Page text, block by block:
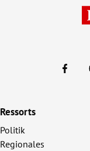
Ressorts
Politik
Regionales